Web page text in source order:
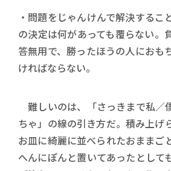
・問題をじゃんけんで解決するこ
の決定は何があっても覆らない。
答無用で、勝ったほうの人におも
ければならない。
難しいのは、「さっきまで私／
ちゃ」の線の引き方だ。積み上げ
お皿に綺麗に並べられたおままご
へんにぽんと置いてあったとして